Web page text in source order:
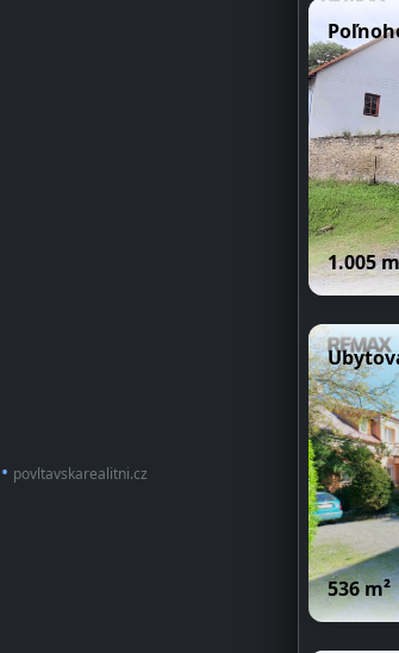
• povltavskarealitni.cz